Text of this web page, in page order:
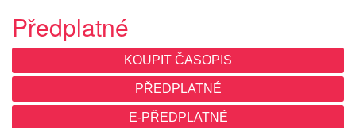
Předplatné
KOUPIT ČASOPIS
PŘEDPLATNÉ
E-PŘEDPLATNÉ